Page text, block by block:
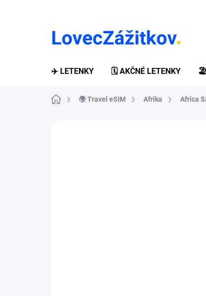
✈️ LETENKY 🗓️ AKČNÉ LETENKY 🏖️
Domov🌍 Travel eSIM Afrika Africa